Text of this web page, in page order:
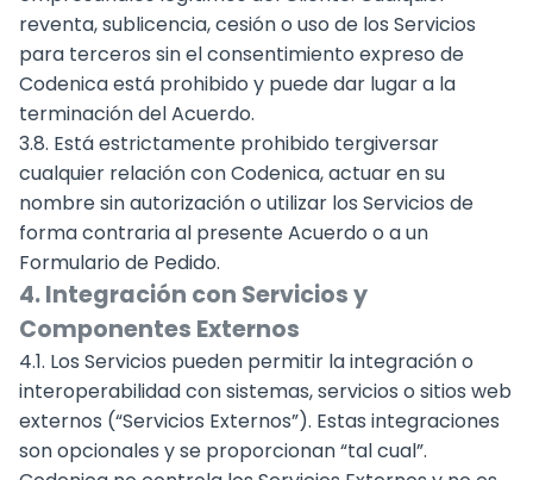
reventa, sublicencia, cesión o uso de los Servicios
para terceros sin el consentimiento expreso de
Codenica está prohibido y puede dar lugar a la
terminación del Acuerdo.
3.8. Está estrictamente prohibido tergiversar
cualquier relación con Codenica, actuar en su
nombre sin autorización o utilizar los Servicios de
forma contraria al presente Acuerdo o a un
Formulario de Pedido.
4. Integración con Servicios y
Componentes Externos
4.1. Los Servicios pueden permitir la integración o
interoperabilidad con sistemas, servicios o sitios web
externos (“Servicios Externos”). Estas integraciones
son opcionales y se proporcionan “tal cual”.